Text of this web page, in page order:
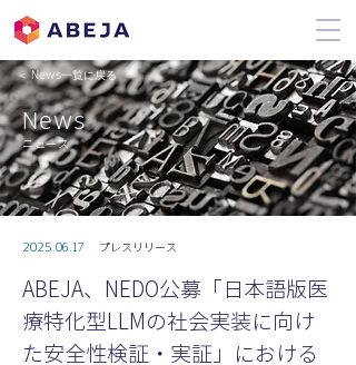
＜ News一覧に戻る
News
ニュース
2025.06.17 プレスリリース
ABEJA、NEDO公募「日本語版医
療特化型LLMの社会実装に向け
た安全性検証・実証」における